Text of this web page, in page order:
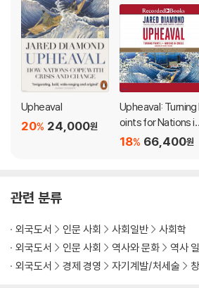
Upheaval
24,000원
20%
Upheaval: Turning
oints for Nations in
Crisis 66,400원
18%
관련 분류
외국도서 인문 사회 사회일반
사회학
외국도서
인문 사회 역사와 문화
역사
외국도서
경제 경영 자기계발/처세술